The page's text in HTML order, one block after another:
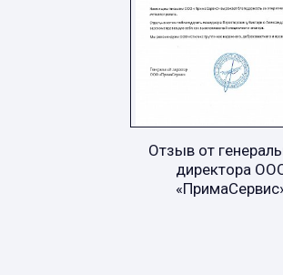
Отзыв от
директора